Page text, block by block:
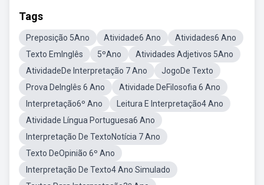
Tags
Preposição 5Ano Atividade6 Ano
Atividades6 Ano
Texto EmInglês
5ºAno
Atividades Adjetivos 5Ano
AtividadeDe Interpretação 7 Ano
JogoDe Texto
Prova DeInglês 6 Ano
Atividade DeFilosofia 6 Ano
Interpretação6º Ano
Leitura E Interpretação4 Ano
Atividade Língua Portuguesa6 Ano
Interpretação De TextoNotícia 7 Ano
Texto DeOpinião 6º Ano
Interpretação De Texto4 Ano Simulado